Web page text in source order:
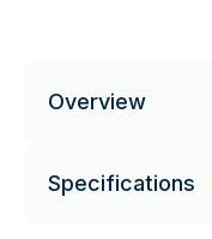
Overview
Specifications